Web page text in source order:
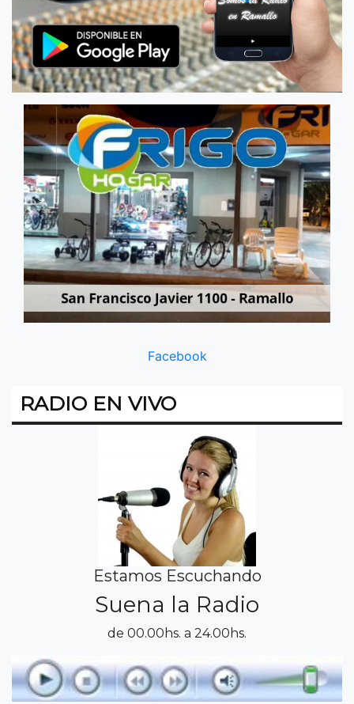
Facebook
RADIO EN VIVO
Estamos Escuchando
Suena la Radio
de 00.00hs. a 24.00hs.